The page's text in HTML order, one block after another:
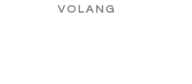
VOLANG